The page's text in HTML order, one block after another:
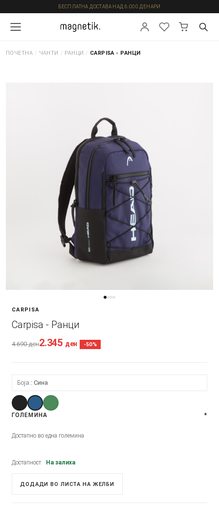
БЕСПЛАТНА ДОСТАВА НАД 6.000 ДЕНАРИ
ПОЧЕТНА / ЧАНТИ / РАНЦИ / CARPISA - РАНЦИ
CARPISA
Carpisa - Ранци
4.690ден2.345 ден -50%
Боја: Сина
ГОЛЕМИНА *
Достапно во една големина
Достапност: На залиха
ДОДАДИ ВО ЛИСТА НА ЖЕЛБИ